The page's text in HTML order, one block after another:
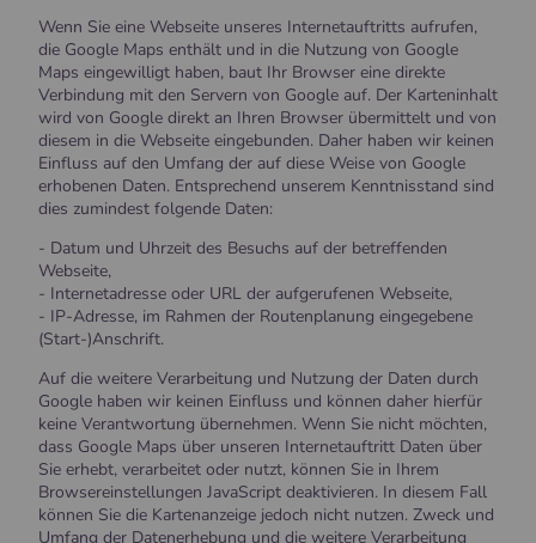
Wenn Sie eine Webseite unseres Internetauftritts aufrufen,
die Google Maps enthält und in die Nutzung von Google
Maps eingewilligt haben, baut Ihr Browser eine direkte
Verbindung mit den Servern von Google auf. Der Karteninhalt
wird von Google direkt an Ihren Browser übermittelt und von
diesem in die Webseite eingebunden. Daher haben wir keinen
Einfluss auf den Umfang der auf diese Weise von Google
erhobenen Daten. Entsprechend unserem Kenntnisstand sind
dies zumindest folgende Daten:
- Datum und Uhrzeit des Besuchs auf der betreffenden
Webseite,
- Internetadresse oder URL der aufgerufenen Webseite,
- IP-Adresse, im Rahmen der Routenplanung eingegebene
(Start-)Anschrift.
Auf die weitere Verarbeitung und Nutzung der Daten durch
Google haben wir keinen Einfluss und können daher hierfür
keine Verantwortung übernehmen. Wenn Sie nicht möchten,
dass Google Maps über unseren Internetauftritt Daten über
Sie erhebt, verarbeitet oder nutzt, können Sie in Ihrem
Browsereinstellungen JavaScript deaktivieren. In diesem Fall
können Sie die Kartenanzeige jedoch nicht nutzen. Zweck und
Umfang der Datenerhebung und die weitere Verarbeitung